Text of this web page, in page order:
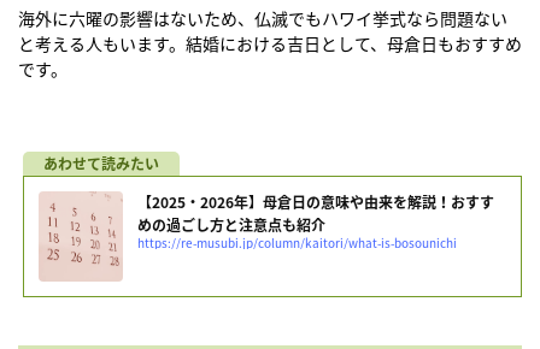
海外に六曜の影響はないため、仏滅でもハワイ挙式なら問題ない
と考える人もいます。結婚における吉日として、母倉日もおすすめ
です。
【2025・2026年】母倉日の意味や由来を解説！おすす
めの過ごし方と注意点も紹介
https://re-musubi.jp/column/kaitori/what-is-bosounichi